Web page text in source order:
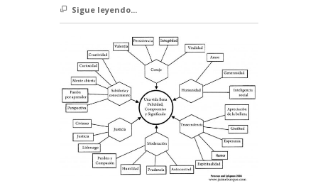
Sigue leyendo...